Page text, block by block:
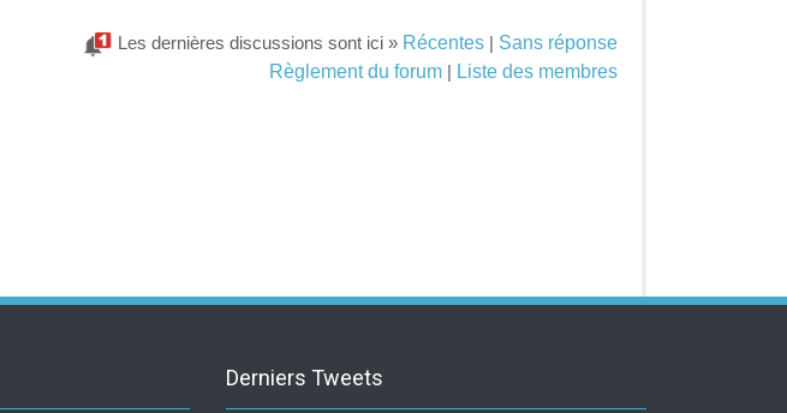
Les dernières discussions sont ici » Récentes | Sans réponse
Règlement du forum | Liste des membres
Derniers Tweets